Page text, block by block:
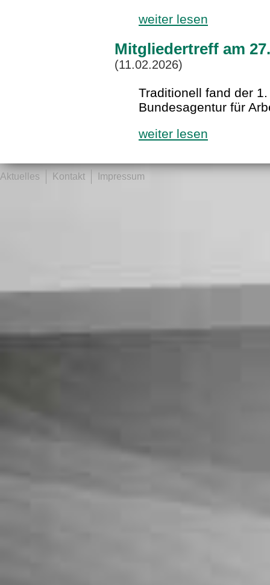
weiter lesen
Mitgliedertreff am
(11.02.2026)
Traditionell fand der
Bundesagentur für
weiter lesen
Aktuelles Kontakt Impressum